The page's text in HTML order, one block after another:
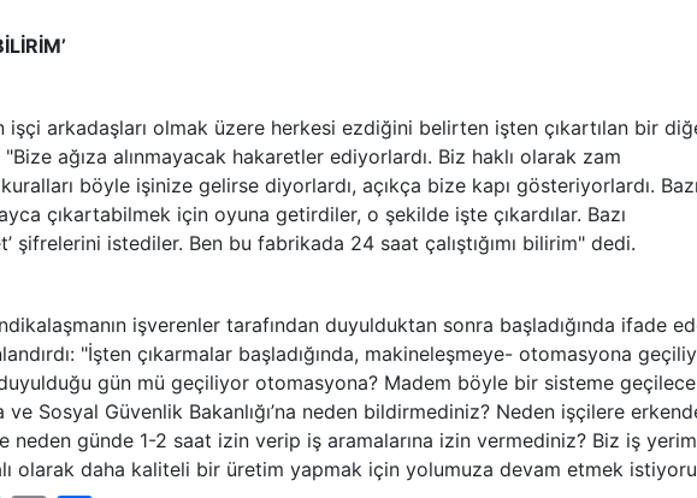
işçi arkadaşları olmak üzere herkesi ezdiğini belirten işten çıkartılan bir
ağıza alınmayacak hakaretler ediyorlardı. Biz haklı olarak zam
böyle işinize gelirse diyorlardı, açıkça bize kapı gösteriyorlardı. Bazı
çıkartabilmek için oyuna getirdiler, o şekilde işte çıkardılar. Bazı
şifrelerini istediler. Ben bu fabrikada 24 saat çalıştığımı bilirim" dedi.
işverenler tarafından duyulduktan sonra başladığında ifade
"İşten çıkarmalar başladığında, makineleşmeye- otomasyona
gün mü geçiliyor otomasyona? Madem böyle bir sisteme
ve Sosyal Güvenlik Bakanlığı’na neden bildirmediniz? Neden işçilere
neden günde 1-2 saat izin verip iş aramalarına izin vermediniz? Biz iş
olarak daha kaliteli bir üretim yapmak için yolumuza devam etmek